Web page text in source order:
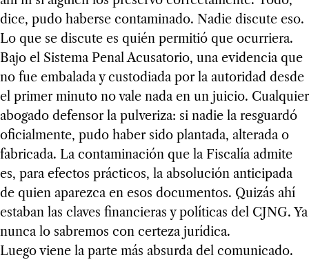
dice, pudo haberse contaminado. Nadie discute eso.
Lo que se discute es quién permitió que ocurriera.
Bajo el Sistema Penal Acusatorio, una evidencia que
no fue embalada y custodiada por la autoridad desde
el primer minuto no vale nada en un juicio. Cualquier
abogado defensor la pulveriza: si nadie la resguardó
oficialmente, pudo haber sido plantada, alterada o
fabricada. La contaminación que la Fiscalía admite
es, para efectos prácticos, la absolución anticipada
de quien aparezca en esos documentos. Quizás ahí
estaban las claves financieras y políticas del CJNG. Ya
nunca lo sabremos con certeza jurídica.
Luego viene la parte más absurda del comunicado.